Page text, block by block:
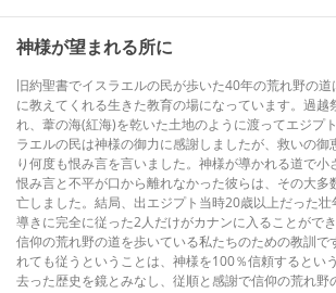
神様が望まれる所に
旧約聖書でイスラエルの民が歩いた40年の荒れ野の
に教えてくれる生きた教育の場になっています。過越
れ、葦の海(紅海)を乾いた土地のように渡ってエジプ
ラエルの民は神様の御力に感謝しましたが、救いの御
り何度も恨み言を言いました。神様が導かれる道で小
恨み言と不平が口から離れなかった彼らは、その大多
亡しました。結局、出エジプト当時20歳以上だった
導きに完全に従った2人だけがカナンに入ることがで
信仰の荒れ野の道を歩いている私たちのための教訓で
れても従うということは、神様を100％信頼するとい
去った歴史を鏡とみなし、従順と感謝で信仰の荒れ野